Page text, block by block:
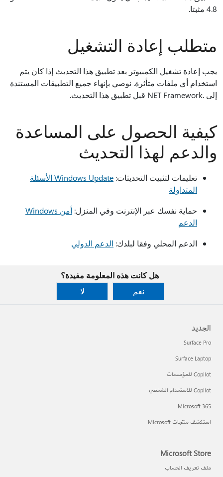
4.8 مثبتا.
متطلب إعادة التشغيل
يجب إعادة تشغيل الكمبيوتر بعد تطبيق هذا التحديث إذا كان يتم
استخدام أي ملفات متأثرة. نوصي بإنهاء جميع التطبيقات المستندة
إلى .NET Framework قبل تطبيق هذا التحديث.
كيفية الحصول على المساعدة
والدعم لهذا التحديث
تعليمات لتثبيت التحديثات:
Windows Update الأسئلة
المتداولة
حماية نفسك عبر الإنترنت وفي المنزل:
أمن Windows
الدعم
الدعم المحلي وفقا لبلدك: الدعم الدولي
هل كانت هذه المعلومة مفيدة؟
نعم
لا
الجديد
Surface Pro
Surface Laptop
Copilot للمؤسسات
Copilot للاستخدام الشخصي
Microsoft 365
استكشف منتجات Microsoft
Microsoft Store
ملف تعريف الحساب